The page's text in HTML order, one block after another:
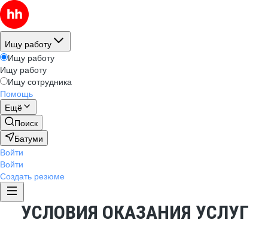
Ищу работу
Ищу работу
Ищу работу
Ищу сотрудника
Помощь
Ещё
Поиск
Батуми
Войти
Войти
Создать резюме
УСЛОВИЯ ОКАЗАНИЯ УСЛУГ